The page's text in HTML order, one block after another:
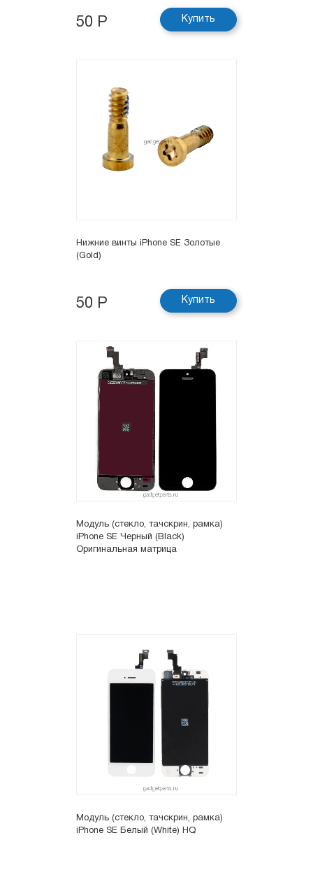
50 Р Купить
Нижние винты iPhone SE Золотые
(Gold)
50 Р Купить
Модуль (стекло, тачскрин, рамка)
iPhone SE Черный (Black)
Оригинальная матрица
Модуль (стекло, тачскрин, рамка)
iPhone SE Белый (White) HQ